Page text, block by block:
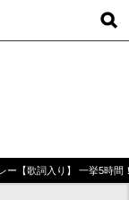
ー【歌詞入り】 一挙5時間